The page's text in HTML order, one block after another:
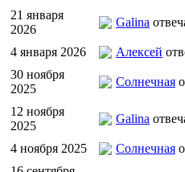
21 января
2026
Galina
4 января 2026 Алексей
30 ноября
2025
Солнечная
12 ноября
2025
Galina
4 ноября 2025 Солнечная